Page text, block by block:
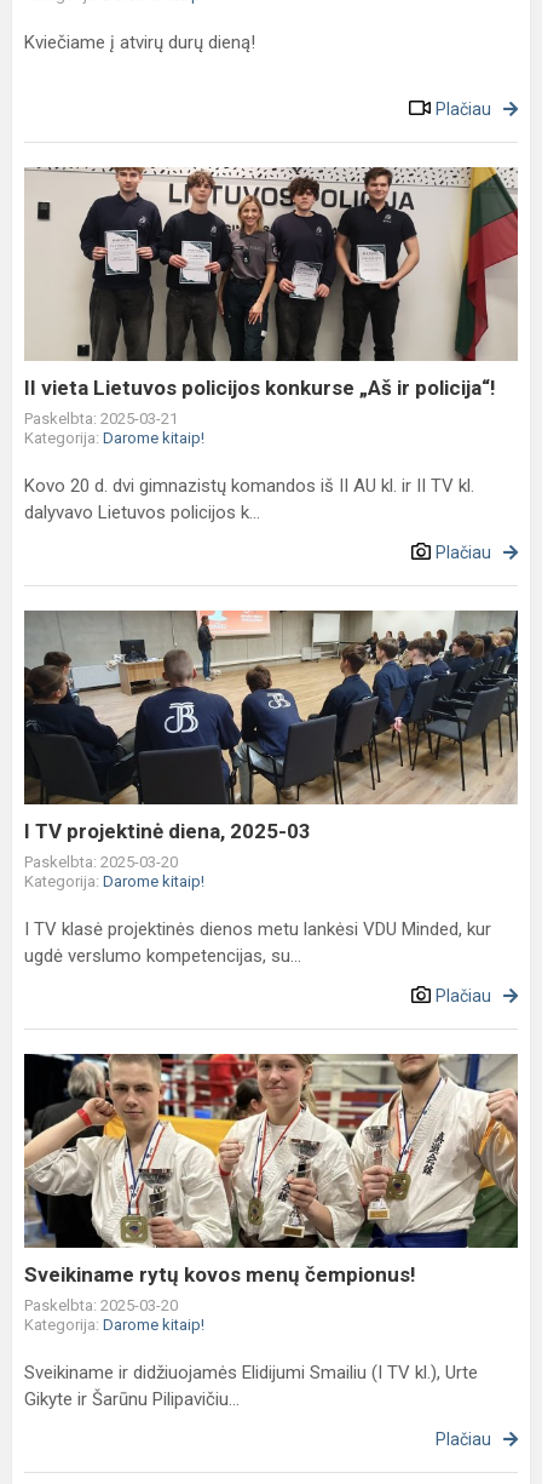
Kviečiame į atvirų durų dieną!
Plačiau
vieta
Lietuvos
policijos
konkurse
policija“!
II vieta Lietuvos policijos konkurse „Aš ir policija“!
Paskelbta: 2025-03-21
Kategorija: Darome kitaip!
Kovo 20 d. dvi gimnazistų komandos iš II AU kl. ir II TV kl.
dalyvavo Lietuvos policijos k...
Plačiau
TV
projektinė
diena,
2025-
I TV projektinė diena, 2025-03
Paskelbta: 2025-03-20
Kategorija: Darome kitaip!
I TV klasė projektinės dienos metu lankėsi VDU Minded, kur
ugdė verslumo kompetencijas, su...
Plačiau
Sveikiname
kovos
menų
čempionus!
Sveikiname rytų kovos menų čempionus!
Paskelbta: 2025-03-20
Kategorija: Darome kitaip!
Sveikiname ir didžiuojamės Elidijumi Smailiu (I TV kl.), Urte
Gikyte ir Šarūnu Pilipavičiu...
Plačiau